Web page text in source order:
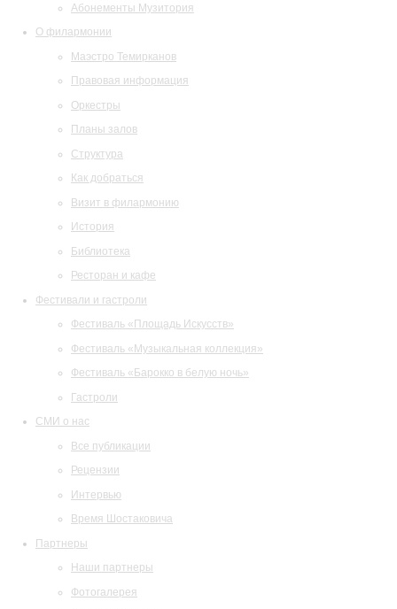
Абонементы Музитория
О филармонии
Маэстро Темирканов
Правовая информация
Оркестры
Планы залов
Структура
Как добраться
Визит в филармонию
История
Библиотека
Ресторан и кафе
Фестивали и гастроли
Фестиваль «Площадь Искусств»
Фестиваль «Музыкальная коллекция»
Фестиваль «Барокко в белую ночь»
Гастроли
СМИ о нас
Все публикации
Рецензии
Интервью
Время Шостаковича
Партнеры
Наши партнеры
Фотогалерея